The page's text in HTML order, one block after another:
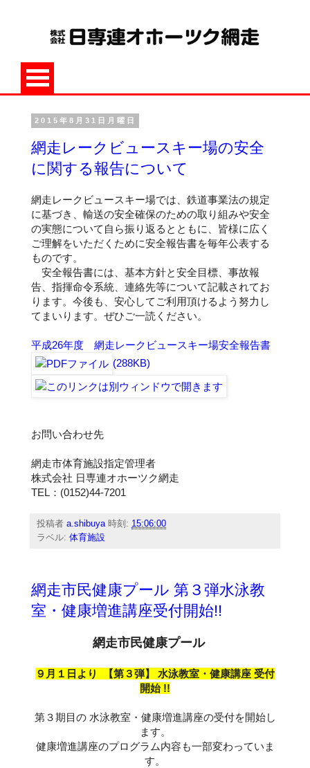
2015年8月31日月曜日
網走レークビュースキー場の安全
に関する報告について
網走レークビュースキー場では、鉄道事業法の規定
に基づき、輸送の安全確保のための取り組みや安全
の実態について自ら振り返るとともに、皆様に広く
ご理解をいただくために安全報告書を毎年公表する
ものです。
安全報告書には、基本方針と安全目標、事故報
告、指揮命令系統、連絡先等について記載されてお
ります。今後も、安心してご利用頂けるよう努力し
てまいります。ぜひご一読ください。
平成26年度 網走レークビュースキー場安全報告書
(288KB)
お問い合わせ先
網走市体育施設指定管理者
株式会社 日専連オホーツク網走
TEL：(0152)44-7201
投稿者a.shibuya 時刻: 15:06:00
ラベル:体育施設
網走市民健康プール 第３弾水泳教
室・健康増進講座受付開始!!
網走市民健康プール
９月１日より 【第３弾】 水泳教室・健康講座 受付
開始 !!
第３期目の 水泳教室・健康増進講座の受付を開始し
ます。
健康増進講座のプログラム内容も一部変わっていま
す。